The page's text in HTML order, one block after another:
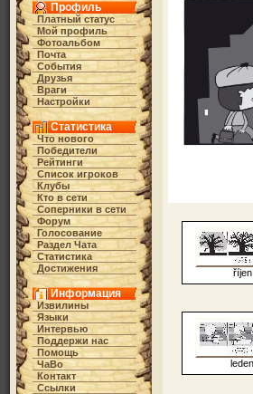
Профиль
Платный статус
Мой профиль
Фотоальбом
Почта
События
Друзья
Враги
Настройки
Статистика
Что нового
Победители
Рейтинги
Список игроков
Клубы
Кто в cети
Соперники в сети
Форум
Голосование
Раздел Чата
Статистика
Достижения
Информация
Извилины
Языки
Интервью
Поддержи нас
Помощь
ЧаВо
Контакт
Ссылки
říjen
leden